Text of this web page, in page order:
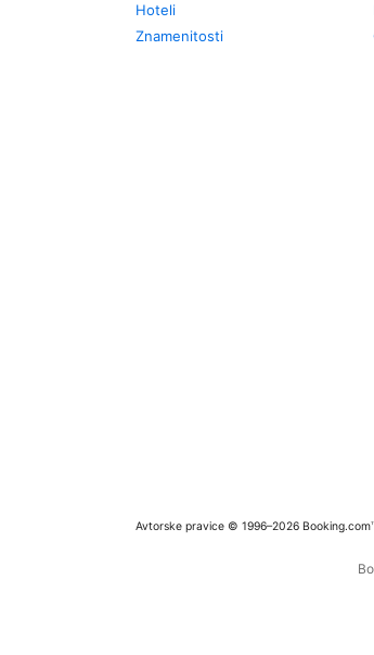
Hoteli
Znamenitosti
Avtorske pravice © 1996–2026